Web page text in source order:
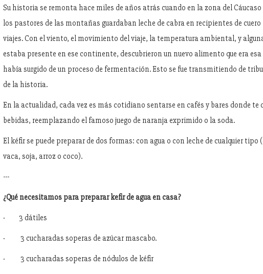
Su historia se remonta hace miles de años atrás cuando en la zona del Cáucaso
los pastores de las montañas guardaban leche de cabra en recipientes de cuero
viajes. Con el viento, el movimiento del viaje, la temperatura ambiental, y
estaba presente en ese continente, descubrieron un nuevo alimento que era esa
había surgido de un proceso de fermentación. Esto se fue transmitiendo de
de la historia.
En la actualidad, cada vez es más cotidiano sentarse en cafés y bares donde te
bebidas, reemplazando el famoso juego de naranja exprimido o la soda.
El kéfir se puede preparar de dos formas: con agua o con leche de cualquier tipo
vaca, soja, arroz o coco).
---
¿Qué necesitamos para preparar kefir de agua en casa?
· 3 dátiles
· 3 cucharadas soperas de azúcar mascabo.
· 3 cucharadas soperas de nódulos de kéfir